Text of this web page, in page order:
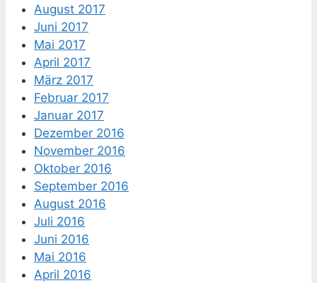
August 2017
Juni 2017
Mai 2017
April 2017
März 2017
Februar 2017
Januar 2017
Dezember 2016
November 2016
Oktober 2016
September 2016
August 2016
Juli 2016
Juni 2016
Mai 2016
April 2016